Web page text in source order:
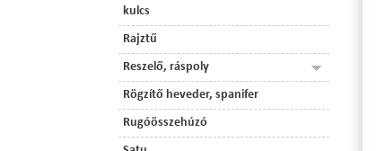
kulcs
Rajztű
Reszelő, ráspoly
Rögzítő heveder, spanifer
Rugóösszehúzó